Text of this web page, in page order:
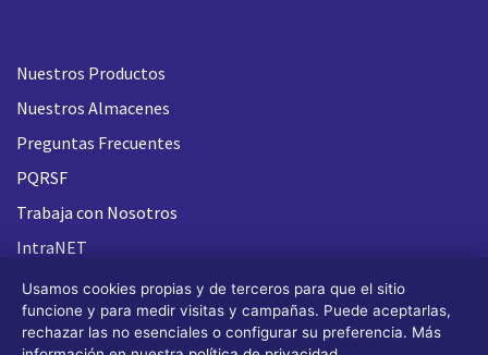
Nuestros Productos
Nuestros Almacenes
Preguntas Frecuentes
PQRSF
Trabaja con Nosotros
IntraNET
Usamos cookies propias y de terceros para que el sitio
funcione y para medir visitas y campañas. Puede aceptarlas,
rechazar las no esenciales o configurar su preferencia. Más